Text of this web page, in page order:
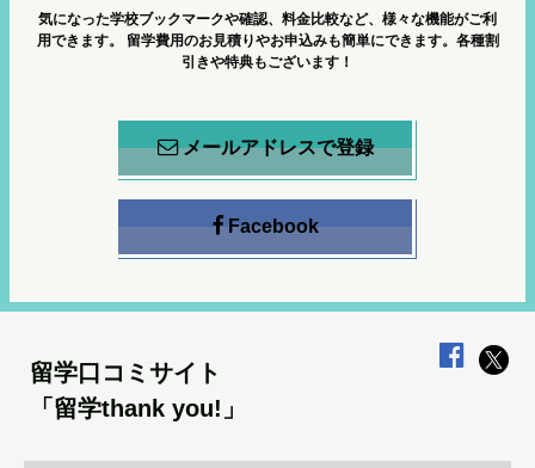
気になった学校ブックマークや確認、料金比較など、様々な機能がご利
用できます。
留学費用のお見積りやお申込みも簡単にできます。各種割
引きや特典もございます！
メールアドレスで登録
Facebook
留学口コミサイト
「留学thank you!」